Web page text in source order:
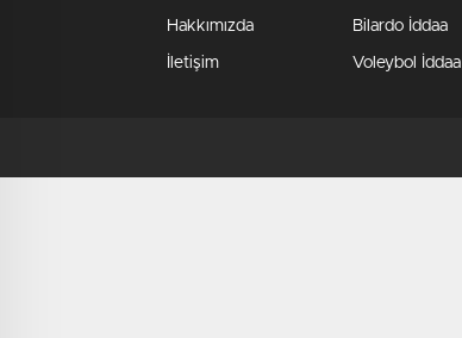
Hakkımızda
İletişim
Bilardo İddaa
Voleybol İddaa